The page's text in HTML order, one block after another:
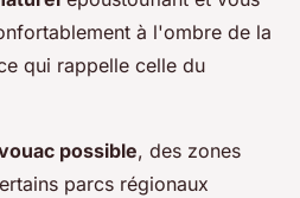
à l'ombre de la
qui rappelle celle du
possible, des zones
parcs régionaux